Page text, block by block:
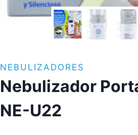
NEBULIZADORES
Nebulizador
NE-U22